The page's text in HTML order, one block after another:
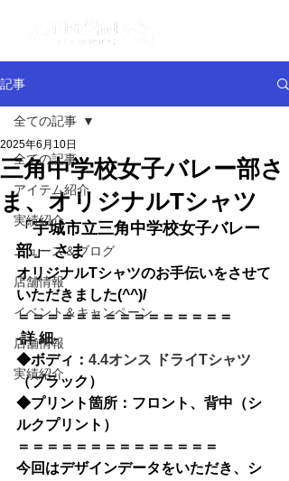
記事
全ての記事
アイテム紹介
実績紹介
ニュース＆ブログ
店舗情報
イベント＆キャンペーン
店舗情報
実績紹介
全ての記事
三角中学校女子バレー部さ
ま、オリジナルTシャツ
2025年6月10日
「宇城市立三角中学校女子バレー
部」 さま
オリジナルTシャツのお手伝いをさせて
いただきました(^^)/
＝＝＝＝＝＝＝＝＝＝＝＝＝＝ ＝
-詳 細-
◆ボディ： 4.4オンス ドライTシャツ
（ブラック）
◆プリント箇所：フロント、背中（シ
ルクプリント）
＝＝＝＝＝＝＝＝＝＝＝＝＝＝
今回はデザインデータをいただき、シ